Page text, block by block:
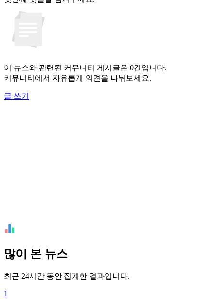
이 뉴스와 관련된 커뮤니티 게시글은 0건입니다.
커뮤니티에서 자유롭게 의견을 나눠보세요.
글 쓰기
많이 본 뉴스
최근 24시간 동안 집계한 결과입니다.
1